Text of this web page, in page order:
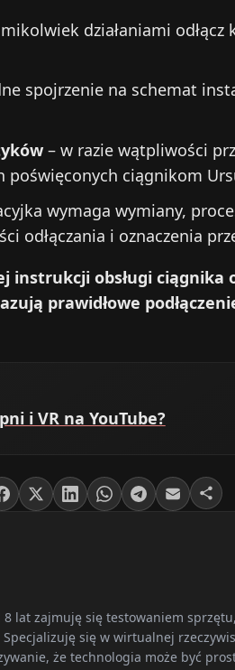
działaniami
spojrzenie na schemat
– w razie wątpliwości
poświęconych ciągnikom
wymaga wymiany,
odłączania i oznaczenia
instrukcji obsługi ciągnika
prawidłowe
i VR na YouTube?
lat zajmuję się testowaniem
się w wirtualnej
że technologia może być